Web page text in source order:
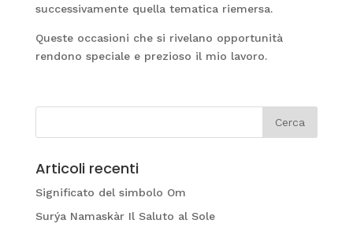
successivamente quella tematica riemersa.
Queste occasioni che si rivelano opportunità
rendono speciale e prezioso il mio lavoro.
Articoli recenti
Significato del simbolo Om
Surýa Namaskàr Il Saluto al Sole